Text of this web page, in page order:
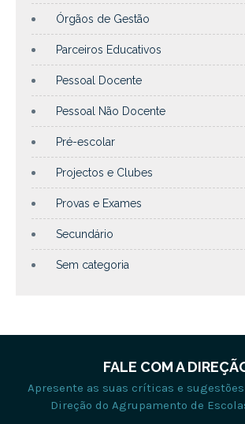
Órgãos de Gestão
Parceiros Educativos
Pessoal Docente
Pessoal Não Docente
Pré-escolar
Projectos e Clubes
Provas e Exames
Secundário
Sem categoria
FALE COM A
Apresente as suas críticas e
Direção do Agrupamento de